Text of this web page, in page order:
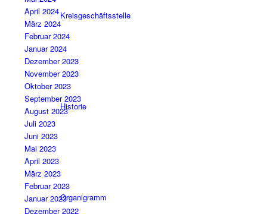
Kreisgeschäftsstelle
Historie
Organigramm
April 2024
März 2024
Februar 2024
Januar 2024
Dezember 2023
November 2023
Oktober 2023
September 2023
August 2023
Juli 2023
Juni 2023
Mai 2023
April 2023
März 2023
Februar 2023
Januar 2023
Dezember 2022